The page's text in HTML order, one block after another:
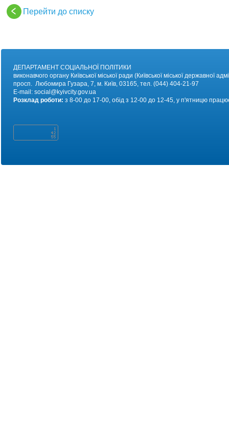
Перейти до списку
ДЕПАРТАМЕНТ СОЦІАЛЬНОЇ ПОЛІТИКИ
виконавчого органу Київської міської ради (Київської міської державної
просп. Любомира Гузара, 7, м. Київ, 03165, тел. (044) 404-21-97
E-mail: social@kyivcity.gov.ua
Розклад роботи: з 8-00 до 17-00, обід з 12-00 до 12-45, у п'ятницю